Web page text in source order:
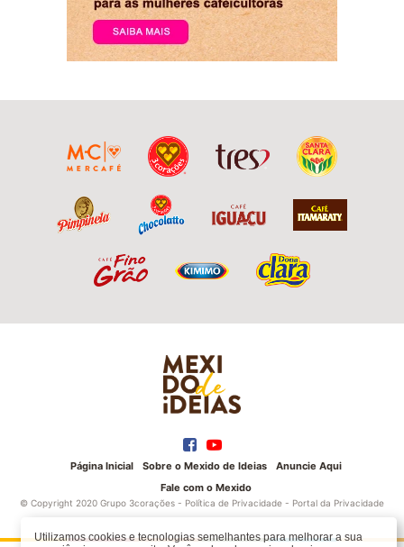
Utilizamos cookies e tecnologias semelhantes para melhorar a sua
Página Inicial Sobre o Mexido de Ideias
Anuncie Aqui
Fale com o Mexido
© Copyright 2020 Grupo 3corações - Política de Privacidade - Portal da Privacidade